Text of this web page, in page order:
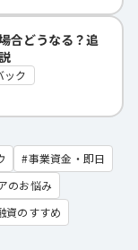
合どうなる？追
ック
事業資金・即日
のお悩み
資のすすめ